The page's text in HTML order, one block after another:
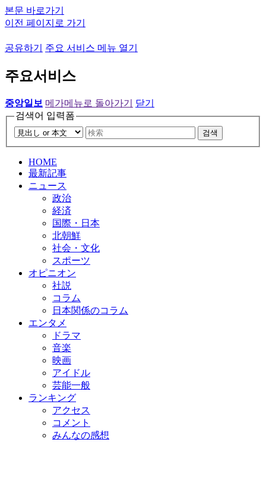
본문 바로가기
이전 페이지로 가기
공유하기 주요 서비스 메뉴 열기
주요서비스
중앙일보 메가메뉴로 돌아가기
닫기
검색어 입력폼
검색
HOME
最新記事
ニュース
政治
経済
国際・日本
北朝鮮
社会・文化
スポーツ
オピニオン
社説
コラム
日本関係のコラム
エンタメ
ドラマ
音楽
映画
アイドル
芸能一般
ランキング
アクセス
コメント
みんなの感想